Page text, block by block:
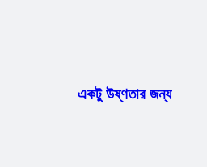
একটু উষ্ণতার জন্য